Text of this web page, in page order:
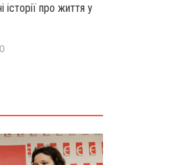
історії про життя у